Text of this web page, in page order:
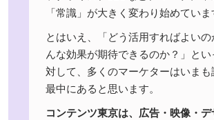
「常識」が大きく変わり始めていま
とはいえ、「どう活用すればよい
んな効果が期待できるのか？」と
対して、多くのマーケターはいま
最中にあると思います。
コンテンツ東京は、広告・映像・デ